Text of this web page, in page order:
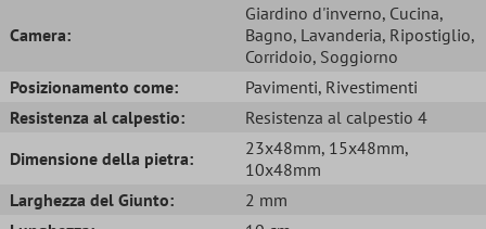
Camera:
Giardino d'inverno, Cucina,
Bagno, Lavanderia, Ripostiglio,
Corridoio, Soggiorno
Posizionamento come:
Pavimenti, Rivestimenti
Resistenza al calpestio:
Resistenza al calpestio 4
Dimensione della pietra:
23x48mm, 15x48mm,
10x48mm
Larghezza del Giunto:
2 mm